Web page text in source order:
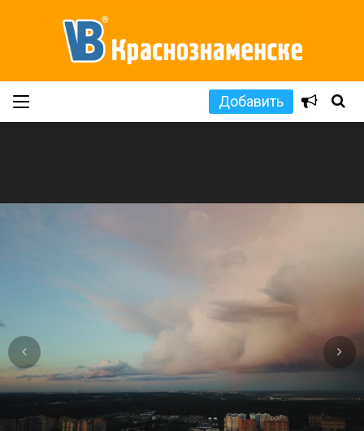
Добавить